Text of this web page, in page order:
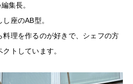
集長。
座のAB型。
料理を作るのが好きで、シェフの方
トしています。